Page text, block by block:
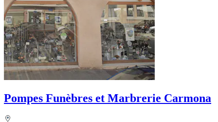
Pompes Funèbres et Marbrerie Carmona